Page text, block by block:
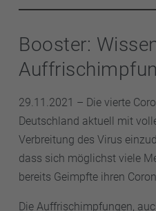
Booster:
29.11.2021 – Die vierte
Deutschland aktuell mit
Verbreitung des Virus
dass sich möglichst viele
bereits Geimpfte ihren
Die Auffrischimpfungen,